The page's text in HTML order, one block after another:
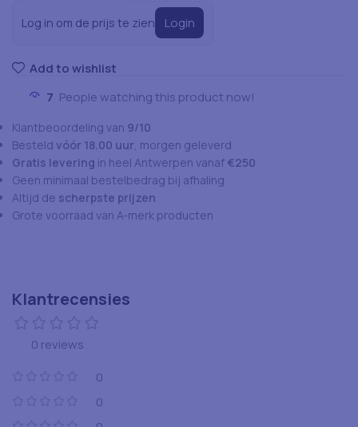
Log in om de prijs te zien Login
Add to wishlist
7 People watching this product now!
Klantbeoordeling van 9/10
Besteld vóór 18.00 uur, morgen geleverd
Gratis levering in heel Antwerpen vanaf €250
Geen minimaal bestelbedrag bij afhaling
Altijd de scherpste prijzen
Grote voorraad van A-merk producten
Klantrecensies
0 reviews
0
0